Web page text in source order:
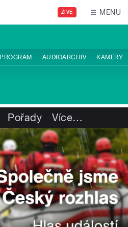
ŽIVĚ MENU
PROGRAM AUDIOARCHIV KAMERY
Pořady Více…